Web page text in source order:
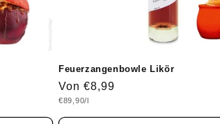
Feuerzangenbowle Likör
Normaler
Preis
Von €8,99
Grundpreis
€89,90/l